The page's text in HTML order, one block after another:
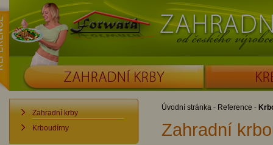
Forward Zahradní krby od
ZAHRADNÍ KRBY KRBOUDÍRNY
Zahradní krby
Krboudírny
Úvodní stránka - Reference -
Zahradní